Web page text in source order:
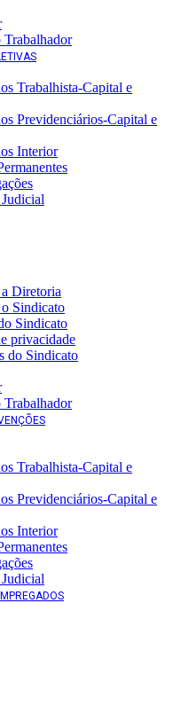
Trabalhador
Trabalhista-Capital e
Previdenciários-Capital e
Interior
Diretoria
Sindicato
Sindicato
privacidade
do Sindicato
Trabalhador
Trabalhista-Capital e
Previdenciários-Capital e
Interior